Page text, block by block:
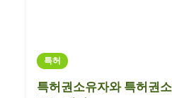
특허
특허권소유자와 특허권